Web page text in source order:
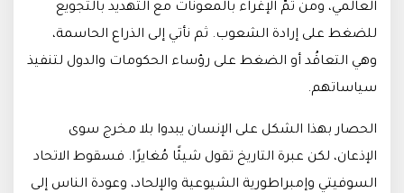
العالمي، ومن ثمَّ الإغراء بالمعونات مع التهديد بالتجويع
للضغط على إرادة الشعوب. ثم نأتي إلى الذراع الحاسمة،
وهي التعاقُد أو الضغط على رؤساء الحكومات والدول لتنفيذ
سياساتهم.
الحصار بهذا الشكل على الإنسان يبدوا بلا مخرج سوى
الإذعان، لكن عبرة التاريخ تقول شيئًا مُغايرًا. فسقوط الاتحاد
السوفيتي وإمبراطورية الشيوعية والإلحاد، وعودة الناس إلى